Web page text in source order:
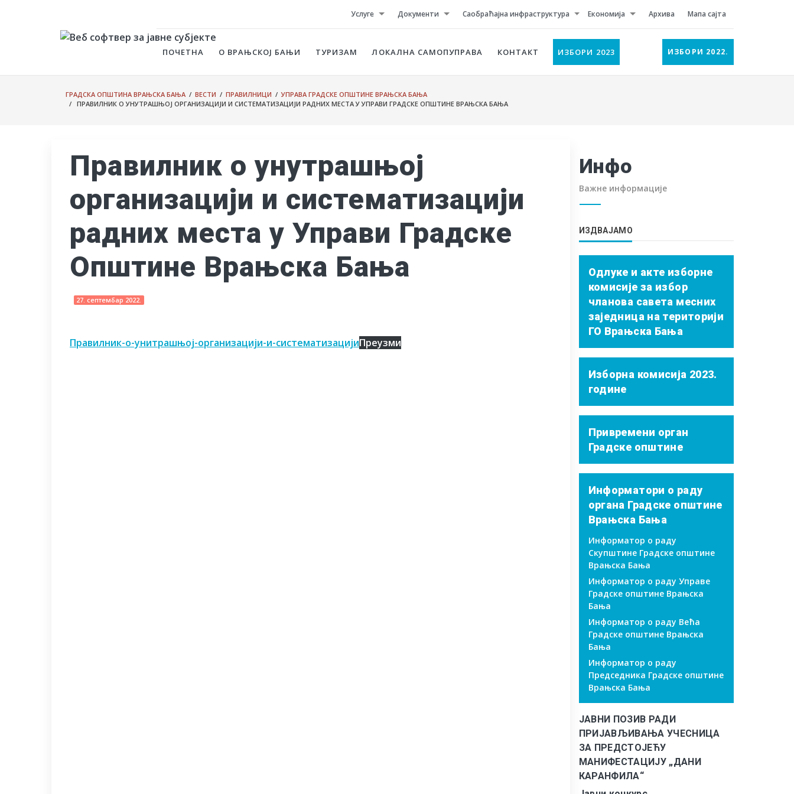
Услуге Документи Саобраћајна инфраструктура Економија Архива Мапа сајта
ПОЧЕТНА О ВРАЊСКОЈ БАЊИ ТУРИЗАМ ЛОКАЛНА САМОПУПРАВА КОНТАКТ ИЗБОРИ 2023 ИЗБОРИ 2022.
ГРАДСКА ОПШТИНА ВРАЊСКА БАЊА / ВЕСТИ / ПРАВИЛНИЦИ /УПРАВА ГРАДСКЕ ОПШТИНЕ ВРАЊСКА БАЊА
/ ПРАВИЛНИК О УНУТРАШЊОЈ ОРГАНИЗАЦИЈИ И СИСТЕМАТИЗАЦИЈИ РАДНИХ МЕСТА У УПРАВИ ГРАДСКЕ ОПШТИНЕ ВРАЊСКА БАЊА
Правилник о унутрашњој
организацији и систематизацији
радних места у Управи Градске
Општине Врањска Бања
27. септембар 2022.
Правилник-о-унитрашњој-организацији-и-систематизацијиПреузми
Инфо
Важне информације
ИЗДВАЈАМО
Одлуке и акте изборне
комисије за избор
чланова савета месних
заједница на територији
ГО Врањска Бања
Изборна комисија 2023.
године
Привремени орган
Градске општине
Информатори о раду
органа Градске општине
Врањска Бања
Информатор о раду
Скупштине Градске општине
Врањска Бања
Информатор о раду Управе
Градске општине Врањска
Бања
Информатор о раду Већа
Градске општине Врањска
Бања
Информатор о раду
Председника Градске општине
Врањска Бања
ЈАВНИ ПОЗИВ РАДИ
ПРИЈАВЉИВАЊА УЧЕСНИЦА
ЗА ПРЕДСТОЈЕЋУ
МАНИФЕСТАЦИЈУ „ДАНИ
КАРАНФИЛА“